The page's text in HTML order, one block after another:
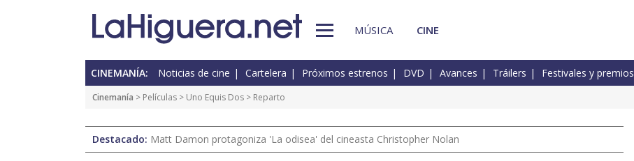
MÚSICA CINE
CINEMANÍA: Noticias de cine Cartelera Próximos estrenos DVD Avances Tráilers Festivales y premios
Cinemanía > Películas > Uno Equis Dos > Reparto
Destacado: Matt Damon protagoniza 'La odisea' del cineasta Christopher Nolan